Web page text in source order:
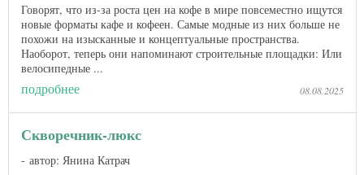
Говорят, что из-за роста цен на кофе в мире повсеместно ищутся
новые форматы кафе и кофеен. Самые модные из них больше не
похожи на изысканные и концептуальные пространства.
Наоборот, теперь они напоминают строительные площадки: Или
велосипедные ...
подробнее 08.08.2025
Скворечник-люкс
автор: Янина Катрач